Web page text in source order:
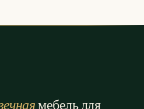
мебель для